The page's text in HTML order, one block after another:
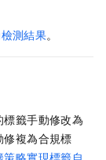
測結果。
籤手動修改為
複為合規標
策略實現標籤自